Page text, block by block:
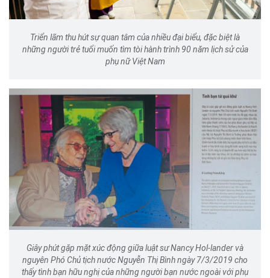
Triển lãm thu hút sự quan tâm của nhiều đại biểu, đặc biệt là
những người trẻ tuổi muốn tìm tòi hành trình 90 năm lịch sử của
phụ nữ Việt Nam
Giây phút gặp mặt xúc động giữa luật sư Nancy Hol-lander và
nguyên Phó Chủ tịch nước Nguyễn Thị Bình ngày 7/3/2019 cho
thấy tình bạn hữu nghị của những người bạn nước ngoài với phụ